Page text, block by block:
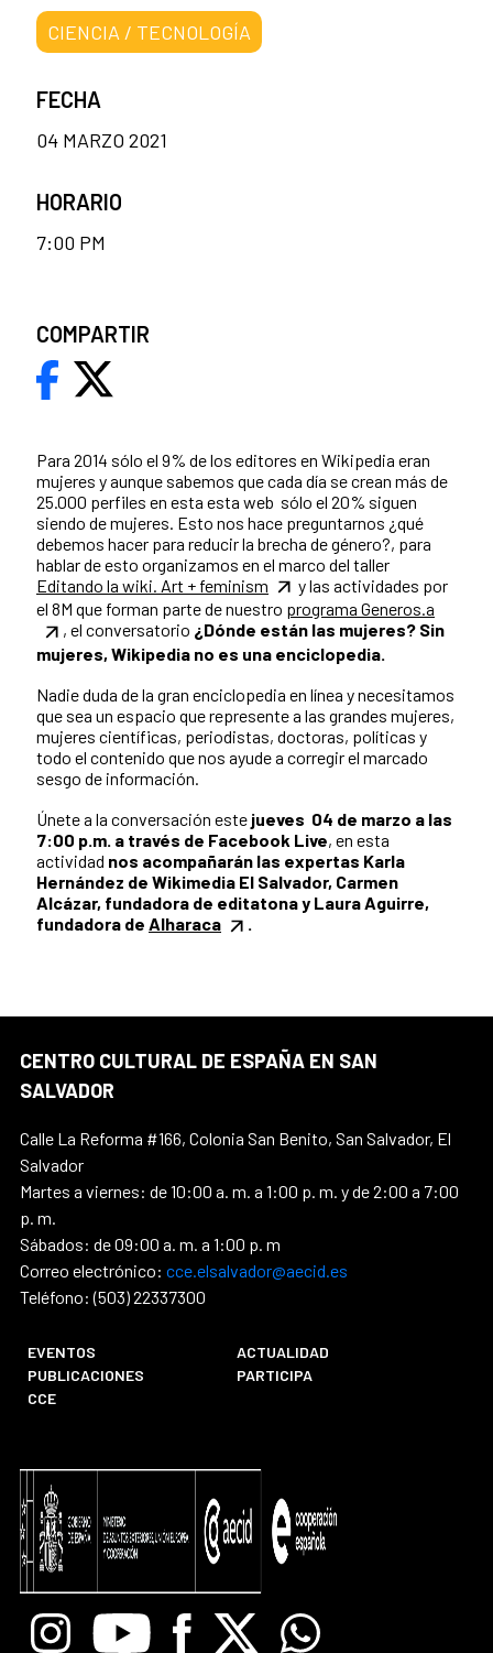
Para 2014 sólo el 9% de los editores en Wikipedia eran
mujeres y aunque sabemos que cada día se crean más de
25.000 perfiles en esta esta web sólo el 20% siguen
siendo de mujeres. Esto nos hace preguntarnos ¿qué
debemos hacer para reducir la brecha de género?, para
hablar de esto organizamos en el marco del taller
Editando la wiki. Art + feminism
y las actividades por
el 8M que forman parte de nuestro programa Generos.a
, el conversatorio ¿Dónde están las mujeres? Sin
mujeres, Wikipedia no es una enciclopedia.
Nadie duda de la gran enciclopedia en línea y necesitamos
que sea un espacio que represente a las grandes mujeres,
mujeres científicas, periodistas, doctoras, políticas y
todo el contenido que nos ayude a corregir el marcado
sesgo de información.
Únete a la conversación este jueves 04 de marzo a las
7:00 p.m. a través de Facebook Live, en esta
actividad nos acompañarán las expertas Karla
Hernández de Wikimedia El Salvador, Carmen
Alcázar, fundadora de editatona y Laura Aguirre,
fundadora de Alharaca .
CIENCIA / TECNOLOGÍA
FECHA
04 MARZO 2021
HORARIO
7:00 PM
COMPARTIR
CENTRO CULTURAL DE ESPAÑA EN SAN
SALVADOR
Calle La Reforma #166, Colonia San Benito, San Salvador, El
Salvador
Martes a viernes: de 10:00 a. m. a 1:00 p. m. y de 2:00 a 7:00
p. m.
Sábados: de 09:00 a. m. a 1:00 p. m
Correo electrónico: cce.elsalvador@aecid.es
Teléfono: (503) 22337300
EVENTOS
ACTUALIDAD
PUBLICACIONES
PARTICIPA
CCE
InstagramYoutube Facebook
X Whatsapp